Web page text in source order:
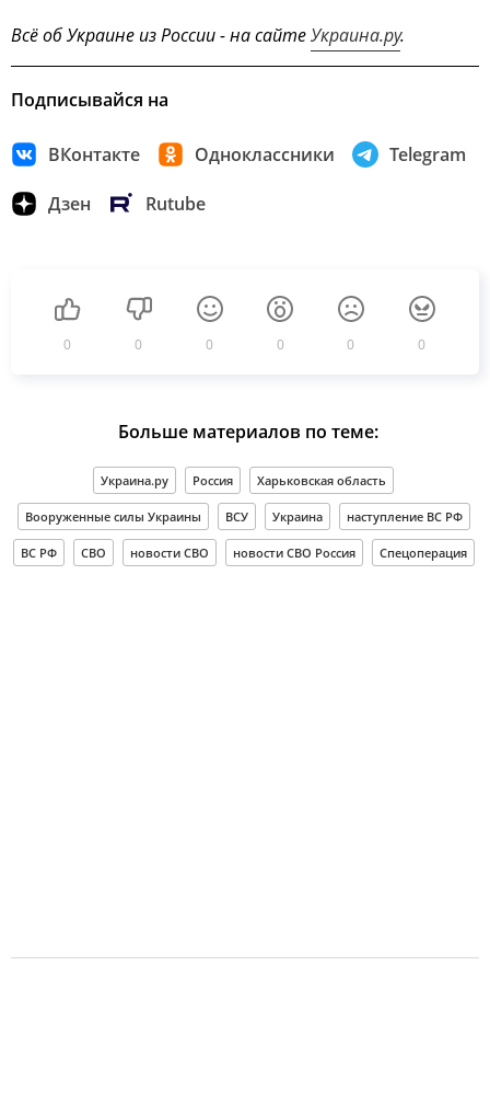
Всё об Украине из России - на сайтеУкраина.ру.
Подписывайся на
ВКонтакте Одноклассники Telegram
Дзен Rutube
0 0 0 0 0 0
Больше материалов по теме:
Украина.ру Россия Харьковская область
Вооруженные силы Украины ВСУ Украина наступление ВС РФ
ВС РФ СВО новости СВО новости СВО Россия Спецоперация